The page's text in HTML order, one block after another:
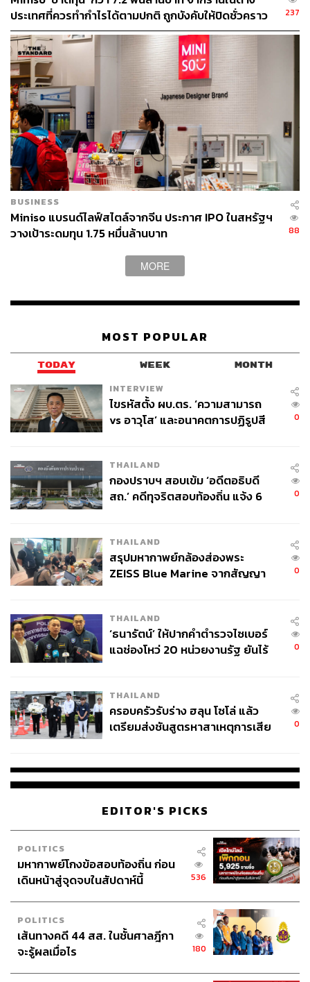
ประเทศที่ควรทำกำไรได้ตามปกติ ถูกบังคับให้ปิดชั่วคราว
ท่ามกลางการล็อกดาวน์
237
BUSINESS
Miniso แบรนด์ไลฟ์สไตล์จากจีน ประกาศ IPO ในสหรัฐฯ
วางเป้าระดมทุน 1.75 หมื่นล้านบาท
88
MORE
MOST POPULAR
TODAY WEEK MONTH
INTERVIEW
ไขรหัสตั้ง ผบ.ตร. ‘ความสามารถ
vs อาวุโส’ และอนาคตการปฏิรูปสี
0
THAILAND
กองปราบฯ สอบเข้ม ‘อดีตอธิบดี
สถ.’ คดีทุจริตสอบท้องถิ่น แจ้ง 6
0
THAILAND
สรุปมหากาพย์กล้องส่องพระ
ZEISS Blue Marine จากสัญญา
จ่ายหนี้-แอบระบุแบรนด์
0
THAILAND
‘ธนารัตน์’ ให้ปากคำตำรวจไซเบอร์
แฉช่องโหว่ 20 หน่วยงานรัฐ ยันไร้
0
THAILAND
ครอบครัวรับร่าง ฮลุน โซโล่ แล้ว
เตรียมส่งชันสูตรหาสาเหตุการเสีย
0
EDITOR'S PICKS
POLITICS
มหากาพย์โกงข้อสอบท้องถิ่น ก่อน
เดินหน้าสู่จุดจบในสัปดาห์นี้
536
POLITICS
เส้นทางคดี 44 สส. ในชั้นศาลฎีกา
จะรู้ผลเมื่อไร
180